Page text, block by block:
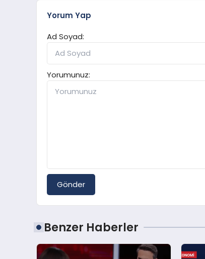
Yorum Yap
Ad Soyad:
Yorumunuz:
Gönder
Benzer Haberler